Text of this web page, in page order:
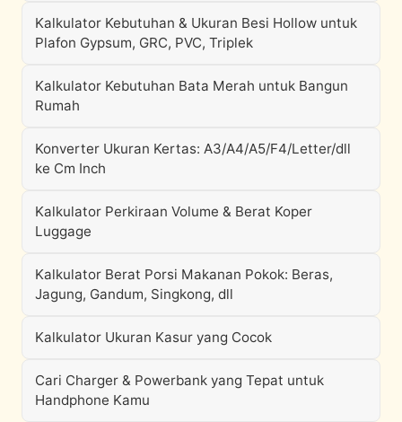
Kalkulator Kebutuhan & Ukuran Besi Hollow untuk
Plafon Gypsum, GRC, PVC, Triplek
Kalkulator Kebutuhan Bata Merah untuk Bangun
Rumah
Konverter Ukuran Kertas: A3/A4/A5/F4/Letter/dll
ke Cm Inch
Kalkulator Perkiraan Volume & Berat Koper
Luggage
Kalkulator Berat Porsi Makanan Pokok: Beras,
Jagung, Gandum, Singkong, dll
Kalkulator Ukuran Kasur yang Cocok
Cari Charger & Powerbank yang Tepat untuk
Handphone Kamu